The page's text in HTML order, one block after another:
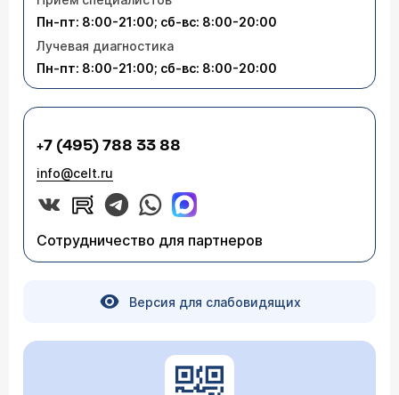
Пн-пт: 8:00-21:00; сб-вс: 8:00-20:00
Лучевая диагностика
Пн-пт: 8:00-21:00; сб-вс: 8:00-20:00
+7 (495) 788 33 88
info@celt.ru
Сотрудничество для партнеров
Версия для слабовидящих